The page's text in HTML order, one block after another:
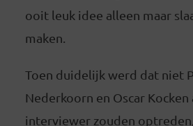
ooit leuk idee alleen maar
maken.
Toen duidelijk werd dat niet
Nederkoorn en Oscar
interviewer zouden